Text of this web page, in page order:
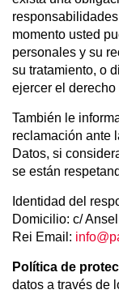
momento usted
personales y su
su tratamiento, o
ejercer el
También le
reclamación ante
Datos, si
se están
Identidad del
Domicilio: c/
Rei Email:
Política de
datos a través de